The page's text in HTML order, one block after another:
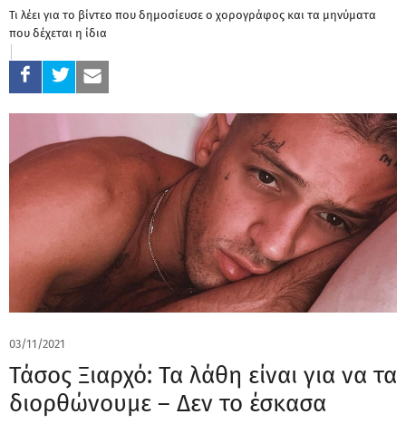
Τι λέει για το βίντεο που δημοσίευσε ο χορογράφος και τα μηνύματα
που δέχεται η ίδια
03/11/2021
Τάσος Ξιαρχό: Τα λάθη είναι για να τα
διορθώνουμε – Δεν το έσκασα